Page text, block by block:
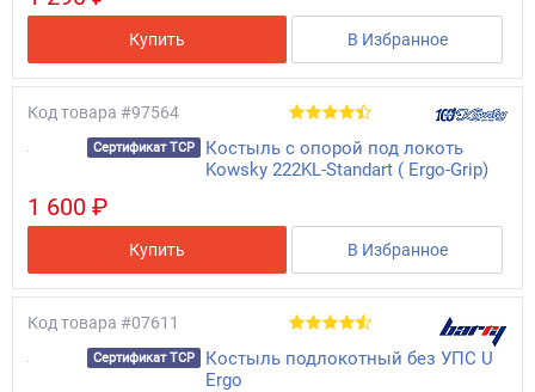
Купить В Избранное
Код товара #97564
Сертификат ТСР
Костыль с опорой под локоть
Kowsky 222KL-Standart ( Ergo-Grip)
1 600 ₽
Купить В Избранное
Код товара #07611
Сертификат ТСР
Костыль подлокотный без УПС U
Ergo